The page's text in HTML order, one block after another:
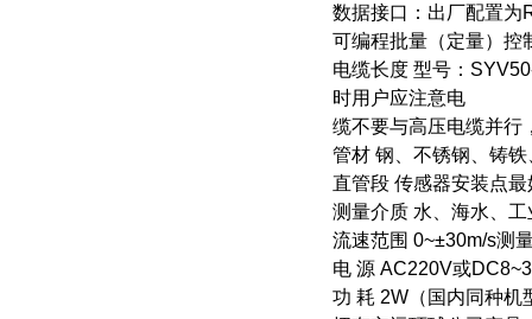
数据接口：出厂配置为
可编程批量（定量）控
电缆长度 型号：
时用户应注意电
缆不要与高压电缆并行
管材 钢、不锈钢、铸
直管段 传感器安装点
测量介质 水、海水、
流速范围 0~±30m/s测
电 源 AC220V或
功 耗 2W（国内同种机